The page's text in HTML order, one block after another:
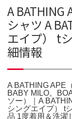
A BATHING
シャツ A
エイプ） t
細情報
A BATHING APE
BABY MILO。
ソー）｜A
シングエイプ） t
品 1度着用＆洗濯